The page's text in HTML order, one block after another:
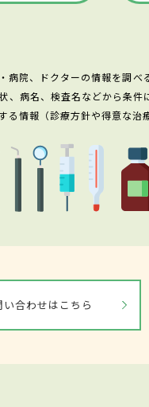
院、ドクターの情報を調べ
病名、検査名などから条件
情報（診療方針や得意な治
合わせはこちら